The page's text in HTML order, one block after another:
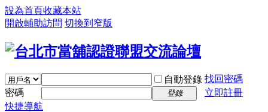
設為首頁收藏本站
開啟輔助訪問 切換到窄版
自動登錄 找回密碼
密碼
登錄
立即註冊
快捷導航